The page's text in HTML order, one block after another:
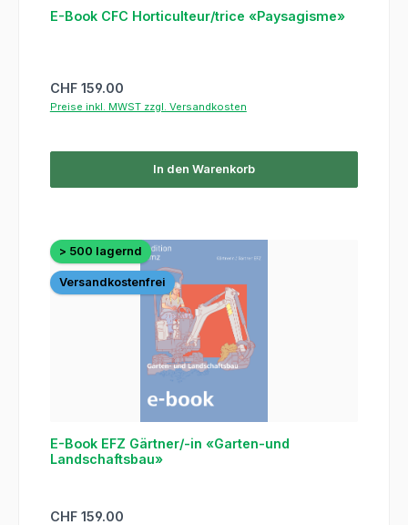
E-Book CFC Horticulteur/trice «Paysagisme»
Regulärer Preis:
CHF 159.00
Preise inkl. MWST zzgl. Versandkosten
In den Warenkorb
> 500 lagernd
Versandkostenfrei
E-Book EFZ Gärtner/-in «Garten-und
Landschaftsbau»
Regulärer Preis:
CHF 159.00